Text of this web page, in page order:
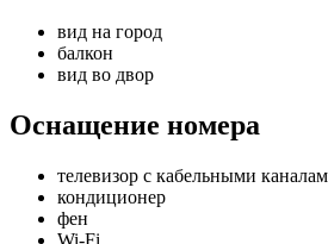
вид на город
балкон
вид во двор
Оснащение номера
телевизор с кабельными
кондиционер
фен
Wi-Fi